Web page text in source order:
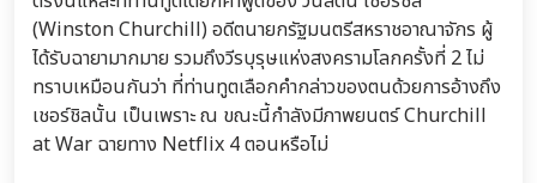
(Winston Churchill) อดีตนายกรัฐมนตรีสหราชอาณาจักร ผู้
ได้รับฉายามากมาย รวมถึงวีรบุรุษแห่งสงครามโลกครั้งที่ 2 ไม่
ทราบเหมือนกันว่า ที่ท่านทูตเลือกคำกล่าวของตนด้วยการอ้างถึง
เชอร์ชิลนั้น เป็นเพราะ ณ ขณะนี้กำลังมีภาพยนตร์ Churchill
at War ฉายทาง Netflix 4 ตอนหรือไม่